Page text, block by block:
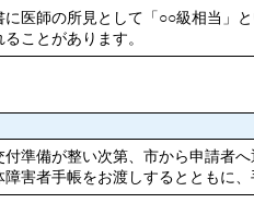
医師の所見として「○○級相当」
ことがあります。
付準備が整い次第、市から申請者
障害者手帳をお渡しするとともに